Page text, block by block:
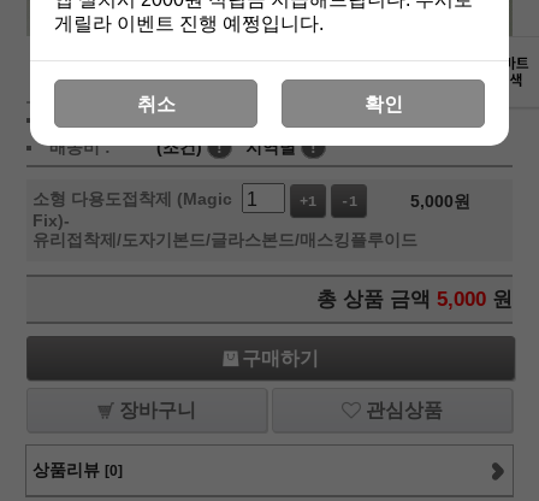
상품가 :
배송비 :
(조건) ! 지역별 !
소형 다용도접착제 (Magic
Fix)-
유리접착제/도자기본드/글라스본드/매스킹플루이드
+1 -1 5,000원
총 상품 금액 5,000 원
구매하기
장바구니 관심상품
상품리뷰 [0]
게릴라 이벤트 진행 예쩡입니다.
취소 확인